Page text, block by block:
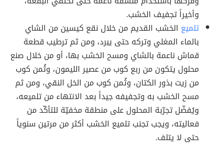
وأخيراً تجفيف الخشب.
تلميع الخشب القديم من خلال نقع كيسين من الشاي
بالماء المغلي وتركه حتى يبرد، ومن ثم ترطيب قطعة
قماش ناعمة بالشاي ومسح الخشب بها، أو من خلال صنع
محلول يتكون من ربع كوب من عصير الليمون، وثُمن كوب
من زيت بذور الكتان، وثُمن كوب من الخل النقي، ومن ثم
مسح الخشب به وتجفيفه جيداً بعد الانتهاء من تلميعه،
ويُفضّل تجرّبة المحلول على منطقة مخفيّة للتأكّد من
فعاليته، ويجب تجنب تلميع الخشب أكثر من مرتين سنوياً
حتى لا يتلف.